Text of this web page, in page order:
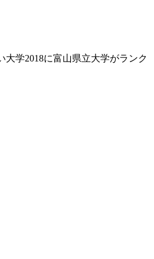
大学2018に富山県立大学がランク